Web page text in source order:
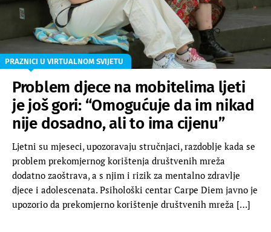
PRAZNICI U VIRTUALNOM SVIJETU
Problem djece na mobitelima ljeti
je još gori: “Omogućuje da im nikad
nije dosadno, ali to ima cijenu”
Ljetni su mjeseci, upozoravaju stručnjaci, razdoblje kada se
problem prekomjernog korištenja društvenih mreža
dodatno zaoštrava, a s njim i rizik za mentalno zdravlje
djece i adolescenata. Psihološki centar Carpe Diem javno je
upozorio da prekomjerno korištenje društvenih mreža […]